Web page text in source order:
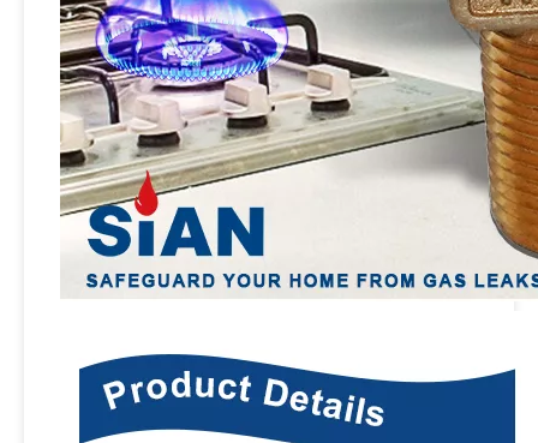
Sian brass safety 100 pon lpg katup pol silinder untuk tangki propana 100 lb Sian pv06 keamanan kuningan lpg gas silinder gas pol katup kontrol tangki propana